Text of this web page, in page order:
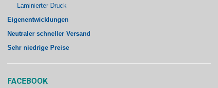
Laminierter Druck
Eigenentwicklungen
Neutraler schneller Versand
Sehr niedrige Preise
FACEBOOK